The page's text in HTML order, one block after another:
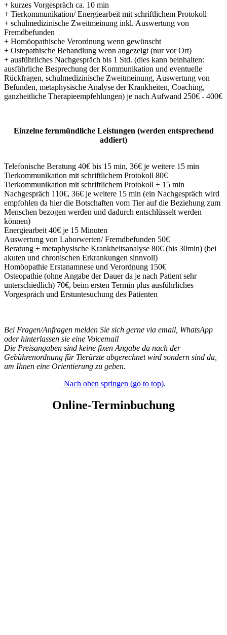
+ kurzes Vorgespräch ca. 10 min
+ Tierkommunikation/ Energiearbeit mit schriftlichem Protokoll
+ schulmedizinische Zweitmeinung inkl. Auswertung von
Fremdbefunden
+ Homöopathische Verordnung wenn gewünscht
+ Ostepathische Behandlung wenn angezeigt (nur vor Ort)
+ ausführliches Nachgespräch bis 1 Std. (dies kann beinhalten:
ausführliche Besprechung der Kommunikation und eventuelle
Rückfragen, schulmedizinische Zweitmeinung, Auswertung von
Befunden, metaphysische Analyse der Krankheiten, Coaching,
ganzheitliche Therapieempfehlungen) je nach Aufwand 250€ - 400€
Einzelne fernmündliche Leistungen (werden entsprechend
addiert)
Telefonische Beratung 40€ bis 15 min, 36€ je weitere 15 min
Tierkommunikation mit schriftlichem Protokoll 80€
Tierkommunikation mit schriftlichem Protokoll + 15 min
Nachgespräch 110€, 36€ je weitere 15 min (ein Nachgespräch wird
empfohlen da hier die Botschaften vom Tier auf die Beziehung zum
Menschen bezogen werden und dadurch entschlüsselt werden
können)
Energiearbeit 40€ je 15 Minuten
Auswertung von Laborwerten/ Fremdbefunden 50€
Beratung + metaphysische Krankheitsanalyse 80€ (bis 30min) (bei
akuten und chronischen Erkrankungen sinnvoll)
Homöopathie Erstanamnese und Verordnung 150€
Osteopathie (ohne Angabe der Dauer da je nach Patient sehr
unterschiedlich) 70€, beim ersten Termin plus ausführliches
Vorgespräch und Erstuntesuchung des Patienten
Bei Fragen/Anfragen melden Sie sich gerne via email, WhatsApp
oder hinterlassen sie eine Voicemail
Die Preisangaben sind keine fixen Angabe da nach der
Gebührenordnung für Tierärzte abgerechnet wird sondern sind da,
um Ihnen eine Orientierung zu geben.
Nach oben springen (go to top).
Online-Terminbuchung